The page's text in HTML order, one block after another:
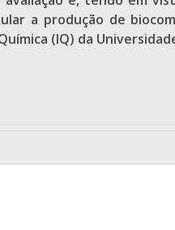
a produção de
(IQ) da